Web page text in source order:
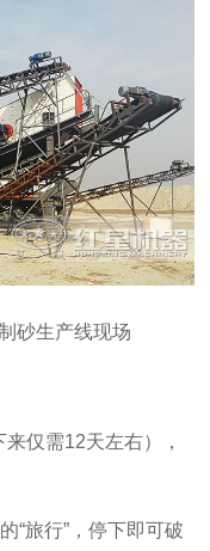
砂生产线现场
仅需12天左右），
“旅行”，停下即可破